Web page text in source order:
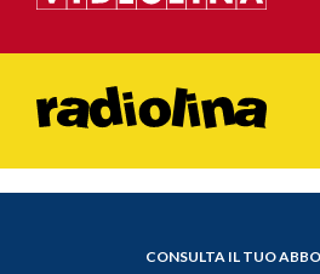
CONSULTA IL TUO